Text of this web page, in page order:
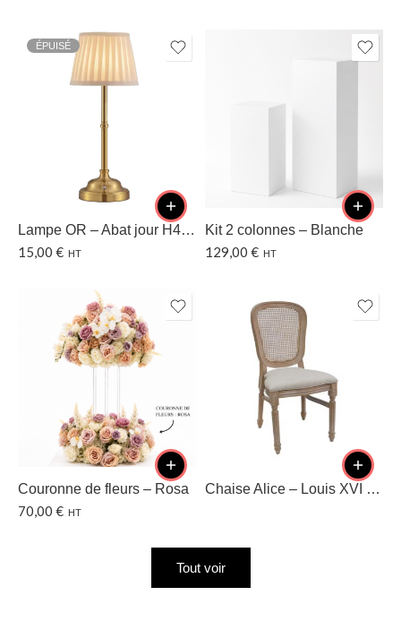
ÉPUISÉ
Lampe OR – Abat jour H40 CM
15,00 € HT
Kit 2 colonnes – Blanche
129,00 € HT
Couronne de fleurs – Rosa
70,00 € HT
Chaise Alice – Louis XVI – Dossier cannage
Tout voir